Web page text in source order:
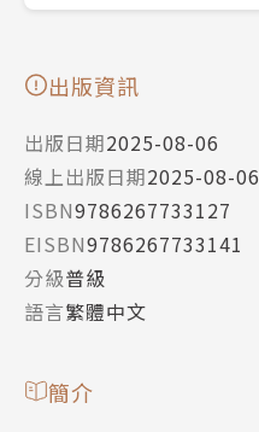
出版資訊
出版日期2025-08-06
線上出版日期2025-08-06
ISBN9786267733127
EISBN9786267733141
分級普級
語言繁體中文
簡介